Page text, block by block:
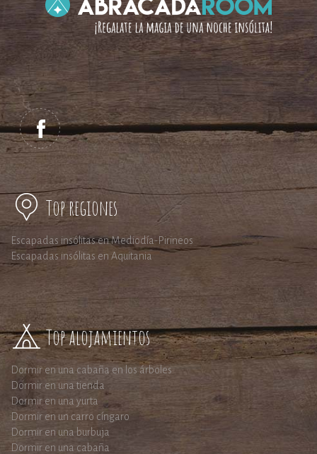
Top regiones
Escapadas insólitas en Mediodía-Pirineos
Escapadas insólitas en Aquitania
Top alojamientos
Dormir en una cabaña en los árboles
Dormir en una tienda
Dormir en una yurta
Dormir en un carro cíngaro
Dormir en una burbuja
Dormir en una cabaña